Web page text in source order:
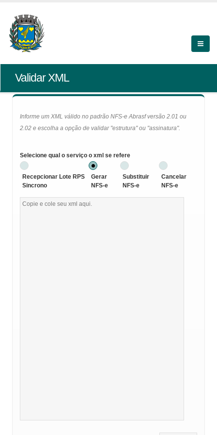
Validar XML
Informe um XML válido no padrão NFS-e Abrasf versão 2.01 ou
2.02 e escolha a opção de validar "estrutura" ou "assinatura".
Selecione qual o serviço o xml se refere
Recepcionar Lote RPS
Sincrono
Gerar
NFS-e
Substituir
NFS-e
Cancelar
NFS-e